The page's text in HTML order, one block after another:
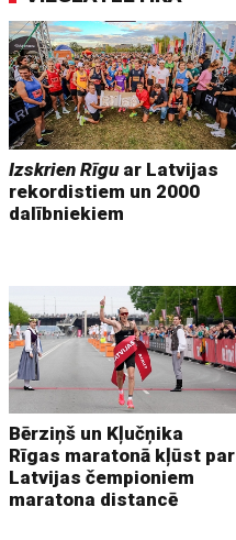
Izskrien Rīguar Latvijas
rekordistiem un 2000
dalībniekiem
Bērziņš un Kļučņika
Rīgas maratonā kļūst par
Latvijas čempioniem
maratona distancē